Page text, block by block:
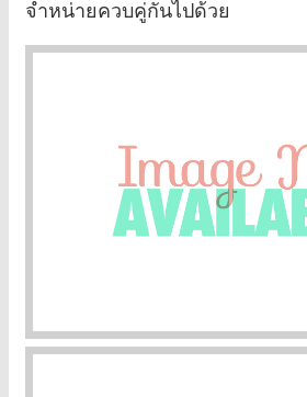
จำหน่ายควบคู่กันไปด้วย